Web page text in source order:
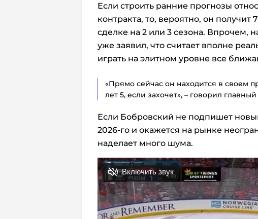
Если строить ранние прогнозы
контракта, то, вероятно, он получит
сделке на 2 или 3 сезона. Впрочем,
уже заявил, что считает вполне
играть на элитном уровне все
«Прямо сейчас он находится в своем
лет 5, если захочет», – говорил
Если Бобровский не подпишет
2026-го и окажется на рынке
наделает много шума.